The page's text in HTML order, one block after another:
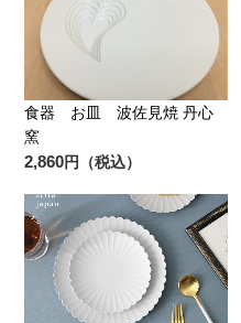
食器 お皿 波佐見焼 丹心
窯
2,860円（税込）